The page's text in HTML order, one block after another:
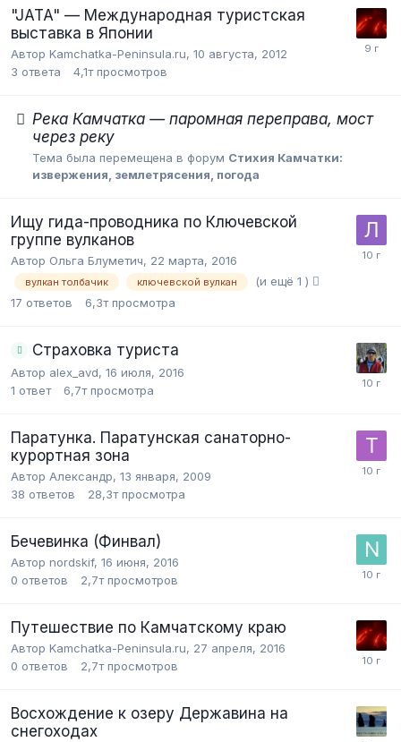
"JATA" — Международная туристская
выставка в Японии
Автор Kamchatka-Peninsula.ru, 10 августа, 2012
3 ответа 4,1т просмотров
Река Камчатка — паромная переправа, мост
через реку
Тема была перемещена в форум Стихия Камчатки:
извержения, землетрясения, погода
Ищу гида-проводника по Ключевской
группе вулканов
Автор Ольга Блуметич, 22 марта, 2016
вулкан толбачик ключевской вулкан
(и ещё 1 )
17 ответов 6,3т просмотра
Страховка туриста
Автор alex_avd, 16 июля, 2016
1 ответ 6,7т просмотра
Паратунка. Паратунская санаторно-
курортная зона
Автор Александр, 13 января, 2009
38 ответов 28,3т просмотра
Бечевинка (Финвал)
Автор nordskif, 16 июня, 2016
0 ответов 2,7т просмотров
Путешествие по Камчатскому краю
Автор Kamchatka-Peninsula.ru, 27 апреля, 2016
0 ответов 2,7т просмотров
Восхождение к озеру Державина на
снегоходах